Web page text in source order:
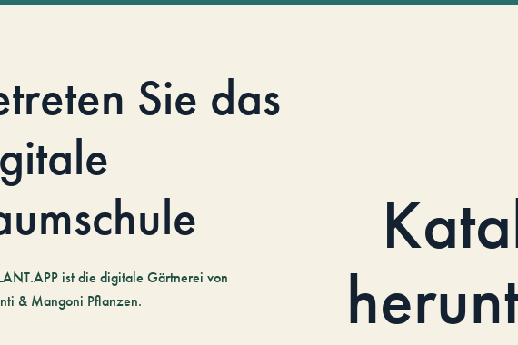
Sie das
ist die digitale Gärtnerei von
& Mangoni Pflanzen.